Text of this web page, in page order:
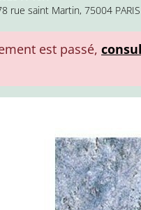
rue saint Martin, 75004
est passé,